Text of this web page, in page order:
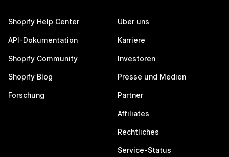
Shopify Help Center
API-Dokumentation
Shopify Community
Shopify Blog
Forschung
Über uns
Karriere
Investoren
Presse und Medien
Partner
Affiliates
Rechtliches
Service-Status